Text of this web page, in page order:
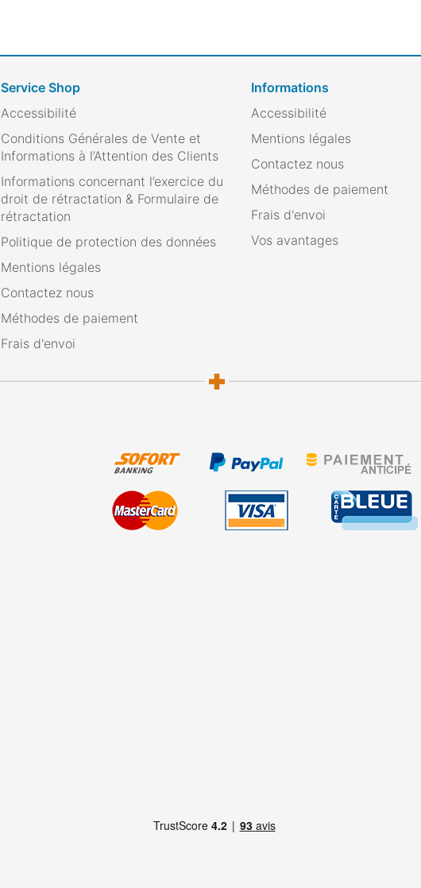
Service Shop
Accessibilité
Conditions Générales de Vente et
Informations à l’Attention des Clients
Informations concernant l’exercice du
droit de rétractation & Formulaire de
rétractation
Politique de protection des données
Mentions légales
Contactez nous
Méthodes de paiement
Frais d'envoi
Informations
Accessibilité
Mentions légales
Contactez nous
Méthodes de paiement
Frais d'envoi
Vos avantages